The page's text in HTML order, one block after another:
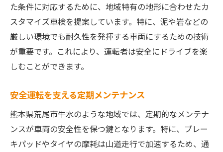
た条件に対応するために、地域特有の地形に合わせたカ
スタマイズ車検を提案しています。特に、泥や岩などの
厳しい環境でも耐久性を発揮する車両にするための技術
が重要です。これにより、運転者は安全にドライブを楽
しむことができます。
安全運転を支える定期メンテナンス
熊本県荒尾市牛水のような地域では、定期的なメンテナ
ンスが車両の安全性を保つ鍵となります。特に、ブレー
キパッドやタイヤの摩耗は山道走行で加速するため、通